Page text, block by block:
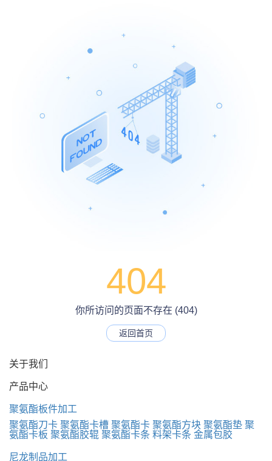
404
你所访问的页面不存在 (404)
返回首页
关于我们
产品中心
聚氨酯板件加工
聚氨酯刀卡 聚氨酯卡槽 聚氨酯卡 聚氨酯方块 聚氨酯垫 聚
氨酯卡板 聚氨酯胶辊 聚氨酯卡条 料架卡条 金属包胶
尼龙制品加工